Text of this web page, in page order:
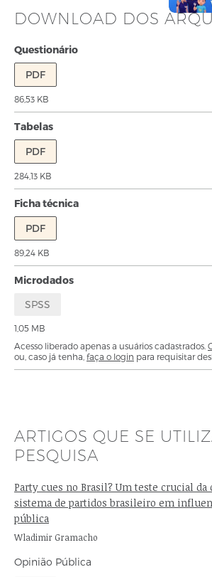
DOWNLOAD DOS
Questionário
PDF
86,53 KB
Tabelas
PDF
284,13 KB
Ficha técnica
PDF
89,24 KB
Microdados
SPSS
1,05 MB
Acesso liberado apenas a usuários cadastrados.
ou, caso já tenha, faça o login para requisitar
ARTIGOS QUE SE
PESQUISA
Party cues no Brasil? Um teste crucial da
sistema de partidos brasileiro em
pública
Autor:
Wladimir Gramacho
Opinião Pública